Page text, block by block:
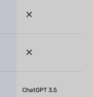
ChatGPT 3.5